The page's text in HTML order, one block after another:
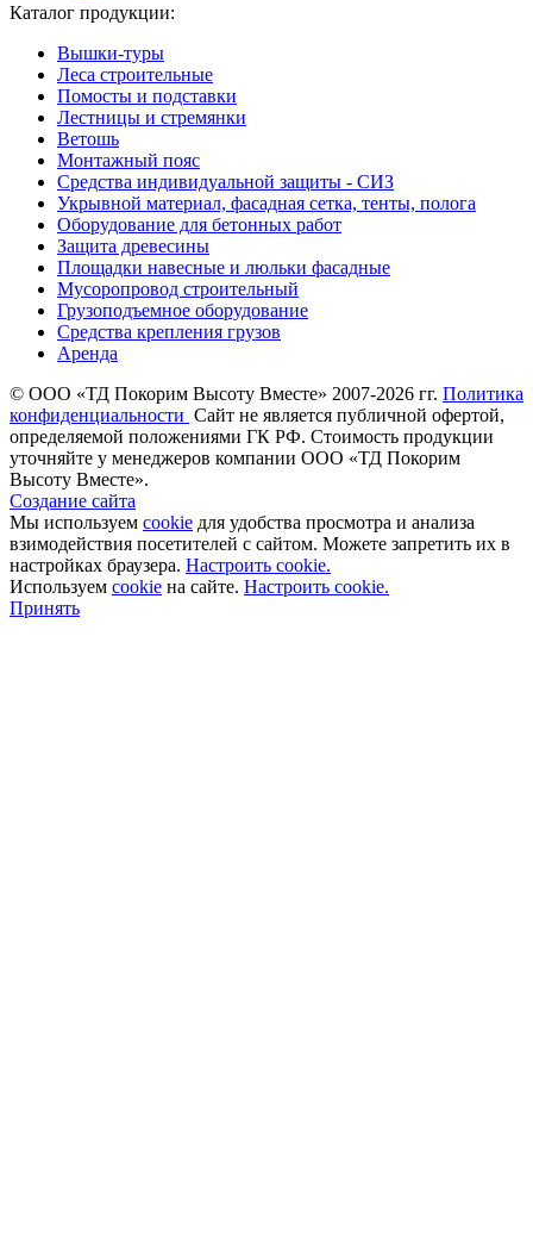
Каталог продукции:
Вышки-туры
Леса строительные
Помосты и подставки
Лестницы и стремянки
Ветошь
Монтажный пояс
Средства индивидуальной защиты - СИЗ
Укрывной материал, фасадная сетка, тенты, полога
Оборудование для бетонных работ
Защита древесины
Площадки навесные и люльки фасадные
Мусоропровод строительный
Грузоподъемное оборудование
Средства крепления грузов
Аренда
© ООО «ТД Покорим Высоту Вместе» 2007-2026 гг. Политика
конфиденциальности Cайт не является публичной офертой,
определяемой положениями ГК РФ. Стоимость продукции
уточняйте у менеджеров компании ООО «ТД Покорим
Высоту Вместе».
Создание сайта
Мы используем cookie для удобства просмотра и анализа
взимодействия посетителей с сайтом. Можете запретить их в
настройках браузера. Настроить cookie.
Используем cookie на сайте. Настроить cookie.
Принять